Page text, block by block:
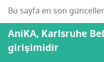
Bu sayfa en son
AniKA, Karlsruhe
girişimidir